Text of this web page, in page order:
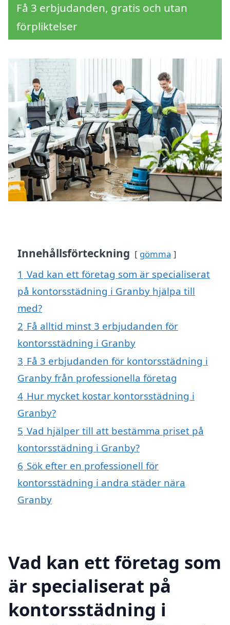
Få 3 erbjudanden, gratis och utan
förpliktelser
Innehållsförteckning gömma
1 Vad kan ett företag som är specialiserat
på kontorsstädning i Granby hjälpa till
med?
2 Få alltid minst 3 erbjudanden för
kontorsstädning i Granby
3 Få 3 erbjudanden för kontorsstädning i
Granby från professionella företag
4 Hur mycket kostar kontorsstädning i
Granby?
5 Vad hjälper till att bestämma priset på
kontorsstädning i Granby?
6 Sök efter en professionell för
kontorsstädning i andra städer nära
Granby
Vad kan ett företag som
är specialiserat på
kontorsstädning i